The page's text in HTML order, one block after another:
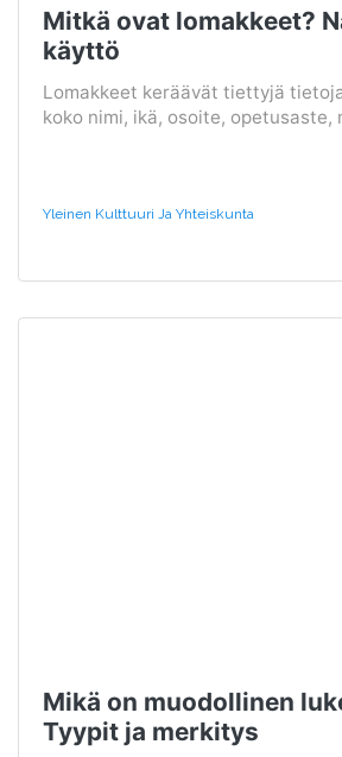
Mitkä ovat lomakkeet?
käyttö
Lomakkeet keräävät tiettyjä
koko nimi, ikä, osoite, opetusaste,
Yleinen Kulttuuri Ja Yhteiskunta
Mikä on muodollinen
Tyypit ja merkitys